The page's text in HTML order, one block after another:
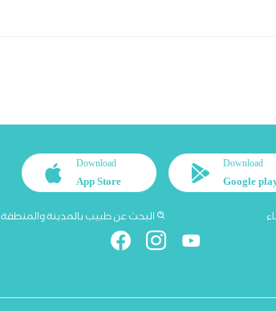
Download
Google
Download
App Store
البحث عن طبيب بالمدينة والمنطقة